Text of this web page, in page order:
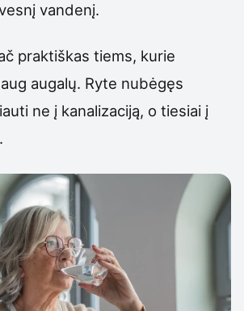
vandenį.
praktiškas tiems, kurie
augalų. Ryte nubėgęs
ne į kanalizaciją, o tiesiai į